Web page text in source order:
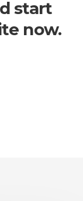
start
now.